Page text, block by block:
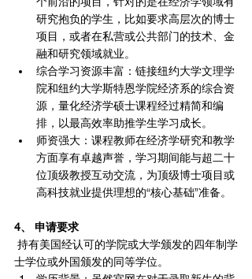
研究抱负的学生，比如要求高层次的博士
项目，或者在私营或公共部门的技术、金
融和研究领域就业。
综合学习资源丰富：链接纽约大学文理学
院和纽约大学斯特恩学院经济系的综合资
源，量化经济学硕士课程经过精简和编
排，以最高效率助推学生学习成长。
师资强大：课程教师在经济学研究和教学
方面享有卓越声誉，学习期间能与超二十
位顶级教授互动交流，为顶级博士项目或
高科技就业提供理想的“核心基础”准备。
4、 申请要求
士学位或外国颁发的同等学位。